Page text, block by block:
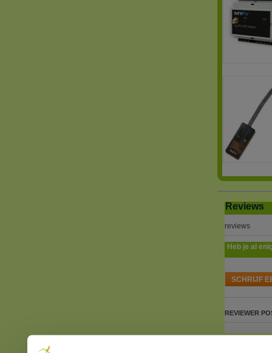
Reviews
reviews
Heb je al
SCHRIJF
REVIEWER